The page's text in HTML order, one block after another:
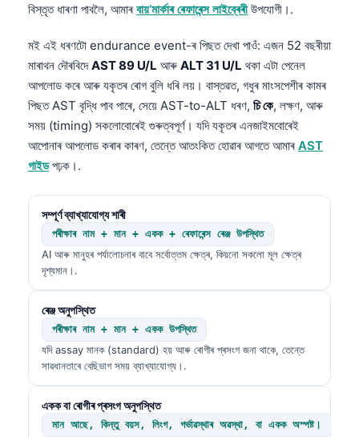
বিস্তৃত ধাৰণা পাবলৈ, আমাৰ বায়’মাৰ্কাৰ ৰেফাৰেন্স লাইব্ৰেৰীউপযোগী।.
মই এই ধৰণটো endurance event-ৰ পিছত দেখা পাওঁ: এজন 52 বছৰীয়া
মাৰাথন দৌৰবিদেAST 89 U/L আৰু ALT 31 U/L থকা এটা পেনেল
আপলোড কৰে আৰু যকৃতৰ ৰোগ বুলি ধৰি লয়। বাস্তৱত, গধুৰ মাংসপেশীৰ কামৰ
পিছত AST বৃদ্ধি পাব পাৰে, সেয়ে AST-to-ALT ধৰণ, চি কে, লক্ষণ, আৰু
সময় (timing) সকলোবোৰেই গুৰুত্বপূৰ্ণ। যদি যকৃতৰ এনজাইমবোৰেই
আপোনাৰ আপলোড কৰাৰ কাৰণ, তেন্তে আতংকিত হোৱাৰ আগতে আমাৰ AST
গাইডপঢ়ক।.
সম্পূৰ্ণ ব্যাখ্যাযোগ্য শাৰী
পৰীক্ষাৰ নাম + মান + একক + ৰেফাৰেন্স ৰেঞ্জ উপস্থিত
AI আৰু মানুহৰ পৰ্যালোচনাৰ বাবে সৰ্বোত্তম ক্ষেত্ৰ, কিয়নো সকলো মূল ক্ষেত্ৰ
দৃশ্যমান।.
ৰেঞ্জ অনুপস্থিত
পৰীক্ষাৰ নাম + মান + একক উপস্থিত
যদি assay মানক (standard) হয় আৰু ৰোগীৰ প্ৰসংগ জনা থাকে, তেন্তে
সাৱধানতাৰে বেছিভাগ সময় ব্যাখ্যাযোগ্য।.
একক বা ৰোগীৰ প্ৰসংগ অনুপস্থিত
মান আছে, কিন্তু বয়স, লিংগ, গৰ্ভাৱস্থাৰ অৱস্থা, বা একক অস্পষ্ট।